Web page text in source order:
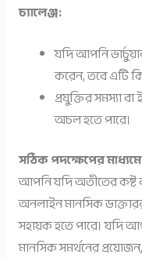
চ্যালেঞ্জ:
যদি আপনি
করেন, তবে এটি
প্রযুক্তির সমস্যা
অচল হতে পারে।
সঠিক পদক্ষেপের মাধ্যমে
আপনি যদি অতীতের কষ্ট
অনলাইন মানসিক
সহায়ক হতে পারে। যদি
মানসিক সমর্থনের